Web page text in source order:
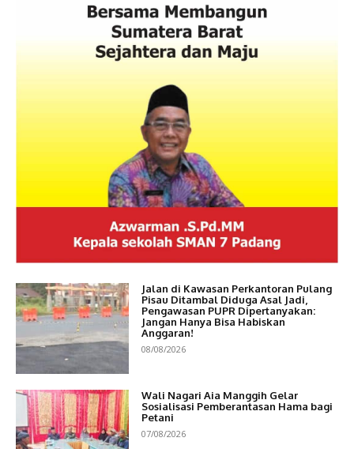
Jalan di Kawasan Perkantoran Pulang
Pisau Ditambal Diduga Asal Jadi,
Pengawasan PUPR Dipertanyakan:
Jangan Hanya Bisa Habiskan
Anggaran!
08/08/2026
Wali Nagari Aia Manggih Gelar
Sosialisasi Pemberantasan Hama bagi
Petani
07/08/2026